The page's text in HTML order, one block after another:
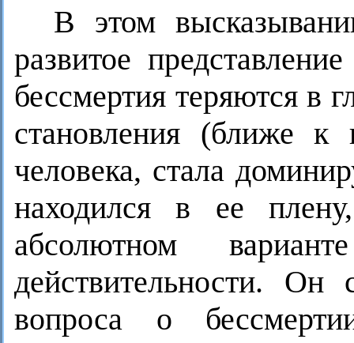
В этом
развитое
бессмертия теряются в
становления (ближе к
человека, стала
находился в ее
абсолютном
действительности. Он
вопроса о